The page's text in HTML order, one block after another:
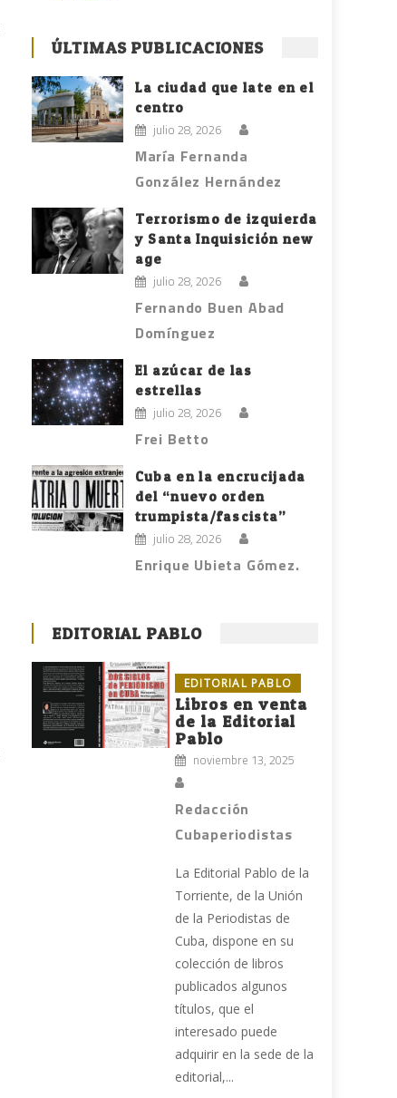
ÚLTIMAS PUBLICACIONES
La ciudad que late en el
centro
julio 28, 2026
María Fernanda
González Hernández
Terrorismo de izquierda
y Santa Inquisición new
age
julio 28, 2026
Fernando Buen Abad
Domínguez
El azúcar de las
estrellas
julio 28, 2026
Frei Betto
Cuba en la encrucijada
del “nuevo orden
trumpista/fascista”
julio 28, 2026
Enrique Ubieta Gómez.
EDITORIAL PABLO
EDITORIAL PABLO
Libros en venta
de la Editorial
Pablo
noviembre 13, 2025
Redacción
Cubaperiodistas
La Editorial Pablo de la
Torriente, de la Unión
de la Periodistas de
Cuba, dispone en su
colección de libros
publicados algunos
títulos, que el
interesado puede
adquirir en la sede de la
editorial,...